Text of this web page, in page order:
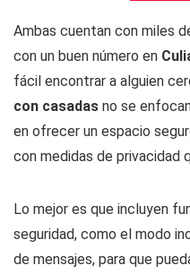
Ambas cuentan con miles
con un buen número en
fácil encontrar a alguien
con casadas no se
en ofrecer un espacio
con medidas de privacidad
Lo mejor es que incluyen
seguridad, como el modo
de mensajes, para que